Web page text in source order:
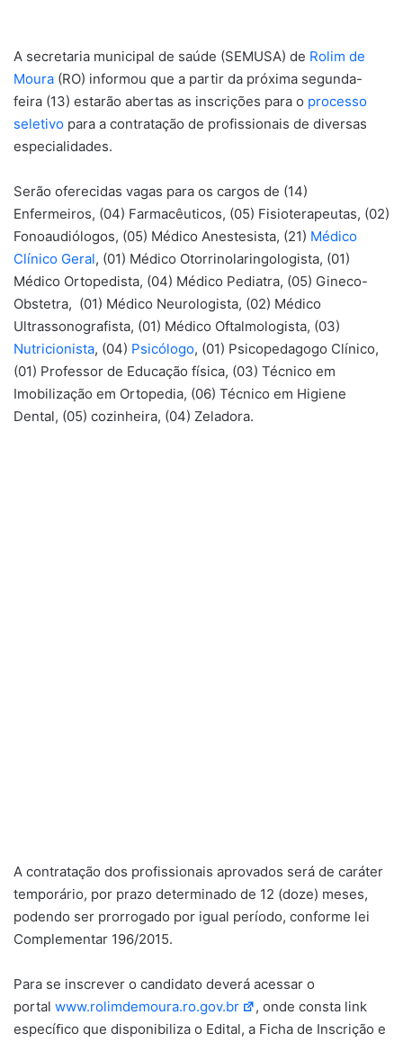
A secretaria municipal de saúde (SEMUSA) de Rolim de
Moura (RO) informou que a partir da próxima segunda-
feira (13) estarão abertas as inscrições para o processo
seletivo para a contratação de profissionais de diversas
especialidades.
Serão oferecidas vagas para os cargos de (14)
Enfermeiros, (04) Farmacêuticos, (05) Fisioterapeutas, (02)
Fonoaudiólogos, (05) Médico Anestesista, (21) Médico
Clínico Geral, (01) Médico Otorrinolaringologista, (01)
Médico Ortopedista, (04) Médico Pediatra, (05) Gineco-
Obstetra, (01) Médico Neurologista, (02) Médico
Ultrassonografista, (01) Médico Oftalmologista, (03)
Nutricionista, (04) Psicólogo, (01) Psicopedagogo Clínico,
(01) Professor de Educação física, (03) Técnico em
Imobilização em Ortopedia, (06) Técnico em Higiene
Dental, (05) cozinheira, (04) Zeladora.
A contratação dos profissionais aprovados será de caráter
temporário, por prazo determinado de 12 (doze) meses,
podendo ser prorrogado por igual período, conforme lei
Complementar 196/2015.
Para se inscrever o candidato deverá acessar o
portal www.rolimdemoura.ro.gov.br
, onde consta link
especíﬁco que disponibiliza o Edital, a Ficha de Inscrição e